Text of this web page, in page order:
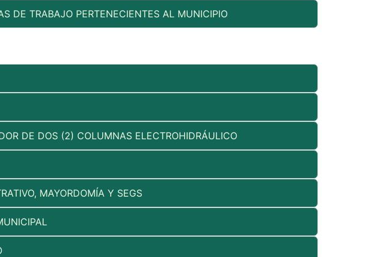
DE TRABAJO PERTENECIENTES AL MUNICIPIO
DE DOS (2) COLUMNAS ELECTROHIDRÁULICO
MAYORDOMÍA Y SEGS